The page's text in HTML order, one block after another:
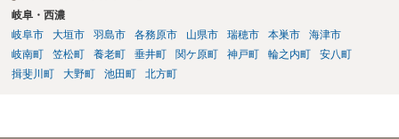
岐阜・西濃
岐阜市
大垣市 羽島市 各務原市 山県市 瑞穂市 本巣市
海津市
岐南町
笠松町 養老町 垂井町 関ケ原町 神戸町 輪之内町
安八町
揖斐川町
大野町 池田町 北方町